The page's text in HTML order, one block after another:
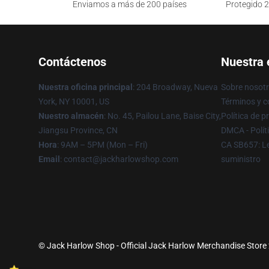
Enviamos a más de 200 países
Protegido
Contáctenos
Nuestra oficina principal : 204 Broadway, Nueva
York, NY 10001, US
Nuestro almacén: No. 45, Pailou Lane, Baise City,
Jiangsu Province, CN
Hora: 9AM – 5PM (Mon – Fri)
Email : contact@jackharlowshop.com
Nuestra
Sobre
Términos y
Política de
DMCA -
CA SB657:
suministro
© Jack Harlow Shop - Official Jack Harlow Merchandise Store